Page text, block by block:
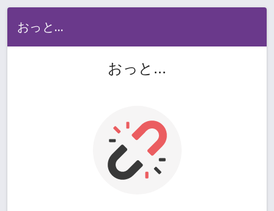
おっと...
おっと...